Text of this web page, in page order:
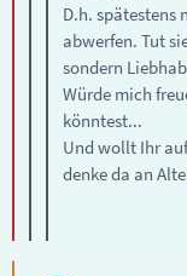
D.h. spätestens
abwerfen. Tut
sondern
Würde mich
könntest...
Und wollt Ihr
denke da an